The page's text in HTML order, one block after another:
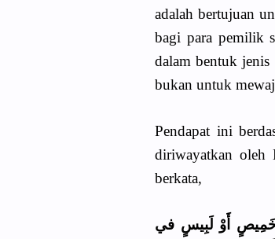
adalah bertujuan
bagi para pemilik
dalam bentuk jenis
bukan untuk
Pendapat ini
diriwayatkan oleh
berkata,
خَمِيصٍ أَوْ لَبِيسٍ في